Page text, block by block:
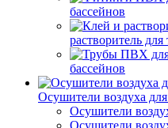
бассейнов
растворитель
бассейнов
Осушители воздуха для
Осушители
Осушители